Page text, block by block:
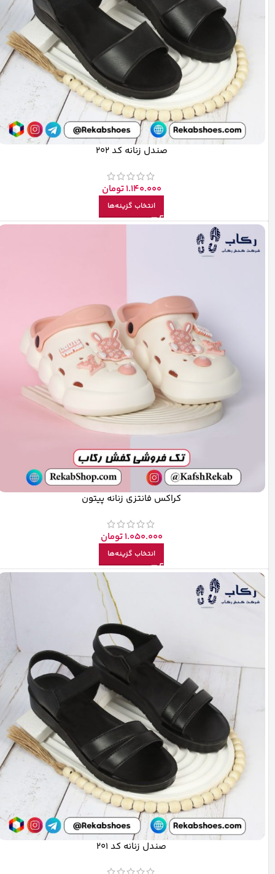
صندل زنانه کد 202
1.140.000تومان
انتخاب گزینه‌ها
کراکس فانتزی زنانه پیتون
1.050.000تومان
انتخاب گزینه‌ها
صندل زنانه کد 201